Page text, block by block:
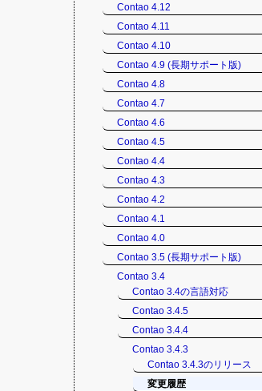
Contao 4.12
Contao 4.11
Contao 4.10
Contao 4.9 (長期サポート版)
Contao 4.8
Contao 4.7
Contao 4.6
Contao 4.5
Contao 4.4
Contao 4.3
Contao 4.2
Contao 4.1
Contao 4.0
Contao 3.5 (長期サポート版)
Contao 3.4
Contao 3.4の言語対応
Contao 3.4.5
Contao 3.4.4
Contao 3.4.3
Contao 3.4.3のリリース
変更履歴